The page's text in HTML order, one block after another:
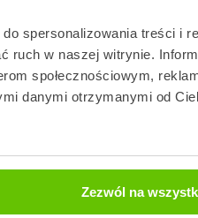
spersonalizowania treści i
ruch w naszej witrynie.
społecznościowym,
danymi otrzymanymi od
Zezwól na